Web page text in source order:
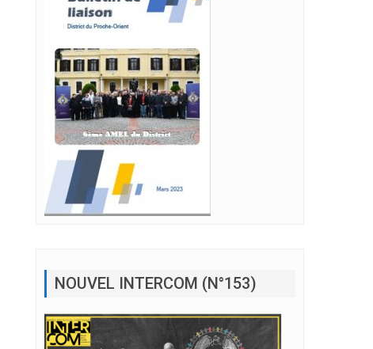
NOUVEL INTERCOM (N°153)